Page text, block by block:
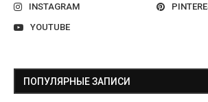
INSTAGRAM
YOUTUBE
ПОПУЛЯРНЫЕ ЗАПИСИ